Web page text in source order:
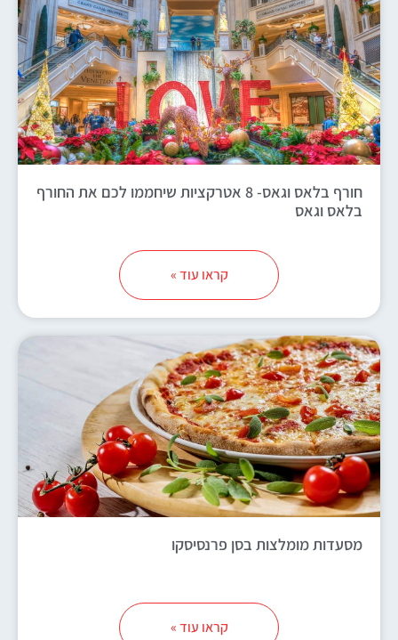
חורף בלאס וגאס- 8 אטרקציות שיחממו לכם את החורף
בלאס וגאס
קראו עוד »
מסעדות מומלצות בסן פרנסיסקו
קראו עוד »